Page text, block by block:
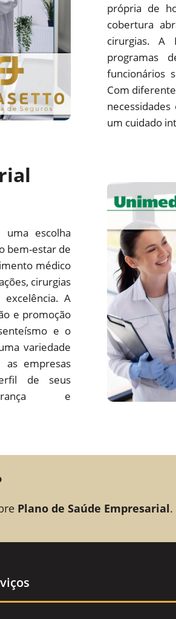
própria de
cobertura
cirurgias. A
programas
funcionários
Com
um cuidado
escolha
bem-estar de
médico
cirurgias
A
e promoção
e o
variedade
empresas
de seus
e
Plano de Saúde Empresarial.